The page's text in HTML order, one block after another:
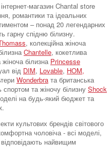
магазин Chantal store
романтики та ідеальних
– понад 20 легендарних
гарну спідню білизну.
, колекційна жіноча
Chantelle, кокетлива
білизна Princesse
від DIM, Lovable, HOM,
Wonderbra та британська
та жіночу білизну Shock
на будь-який бюджет та
культових брендів світового
чоловіча - всі моделі,
найвищим